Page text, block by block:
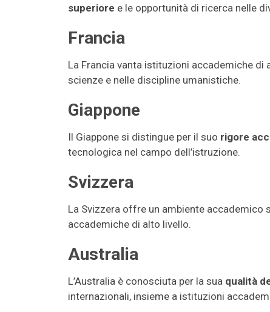
superiore e le opportunità di ricerca nelle
Francia
La Francia vanta istituzioni accademiche di
scienze e nelle discipline umanistiche.
Giappone
Il Giappone si distingue per il suo rigore
tecnologica nel campo dell’istruzione.
Svizzera
La Svizzera offre un ambiente
accademiche di alto livello.
Australia
L’Australia è conosciuta per la sua qualità
internazionali, insieme a istituzioni